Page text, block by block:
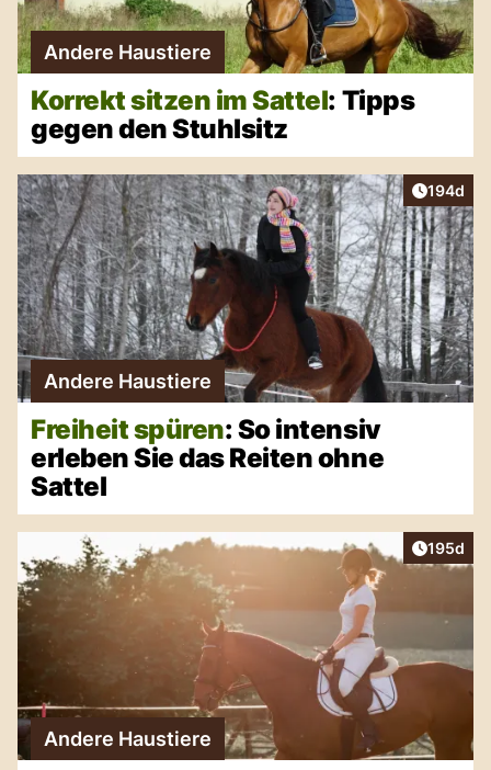
Andere Haustiere
Korrekt sitzen im Sattel: Tipps
gegen den Stuhlsitz
Artikel
194d
Andere Haustiere
Freiheit spüren: So intensiv
erleben Sie das Reiten ohne
Sattel
Artikel
195d
Andere Haustiere